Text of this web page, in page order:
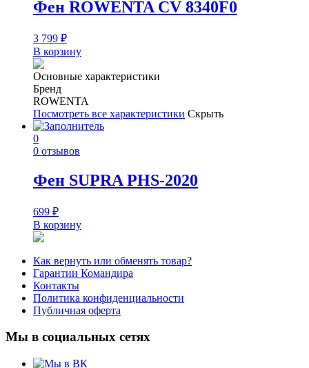
Фен ROWENTA CV 8340F0
3 799 ₽
В корзину
Основные характеристики
Бренд
ROWENTA
Посмотреть все характеристики Скрыть
0
0 отзывов
Фен SUPRA PHS-2020
699 ₽
В корзину
Как вернуть или обменять товар?
Гарантии Командира
Контакты
Политика конфиденциальности
Публичная оферта
Мы в социальных сетях